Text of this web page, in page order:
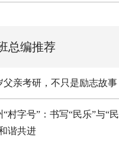
总编推荐
父亲考研，不只是励志故事
“村字号”：书写“民乐”与“民
谐共进